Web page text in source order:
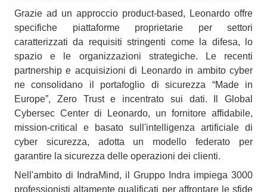
Grazie ad un approccio product-based, Leonardo offre
specifiche piattaforme proprietarie per settori
caratterizzati da requisiti stringenti come la difesa, lo
spazio e le organizzazioni strategiche. Le recenti
partnership e acquisizioni di Leonardo in ambito cyber
ne consolidano il portafoglio di sicurezza “Made in
Europe”, Zero Trust e incentrato sui dati. Il Global
Cybersec Center di Leonardo, un fornitore affidabile,
mission-critical e basato sull'intelligenza artificiale di
cyber sicurezza, adotta un modello federato per
garantire la sicurezza delle operazioni dei clienti.
Nell'ambito di IndraMind, il Gruppo Indra impiega 3000
professionisti altamente qualificati per affrontare le sfide